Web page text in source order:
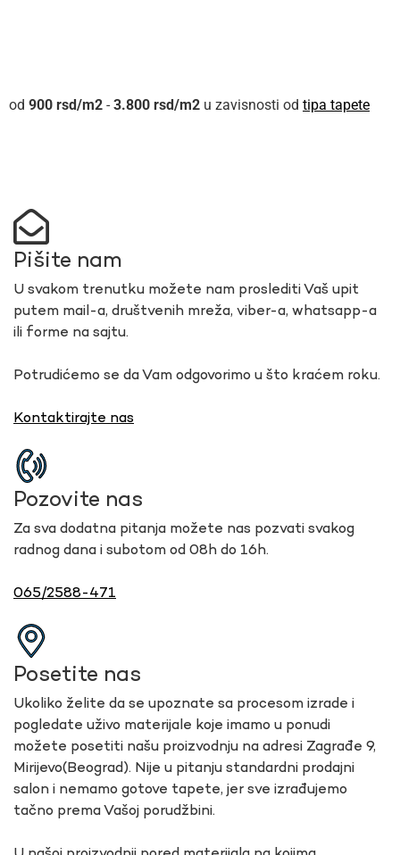
900 rsd - 3.800 rsd u zavisnosti od tipa tapete
Pišite nam
U svakom trenutku možete nam proslediti Vaš upit
putem mail-a, društvenih mreža, viber-a, whatsapp-a
ili forme na sajtu.
Potrudićemo se da Vam odgovorimo u što kraćem roku.
Kontaktirajte nas
Pozovite nas
Za sva dodatna pitanja možete nas pozvati svakog
radnog dana i subotom od 08h do 16h.
065/2588-471
Posetite nas
Ukoliko želite da se upoznate sa procesom izrade i
pogledate uživo materijale koje imamo u ponudi
možete posetiti našu proizvodnju na adresi Zagrađe 9,
Mirijevo(Beograd). Nije u pitanju standardni prodajni
salon i nemamo gotove tapete, jer sve izrađujemo
tačno prema Vašoj porudžbini.